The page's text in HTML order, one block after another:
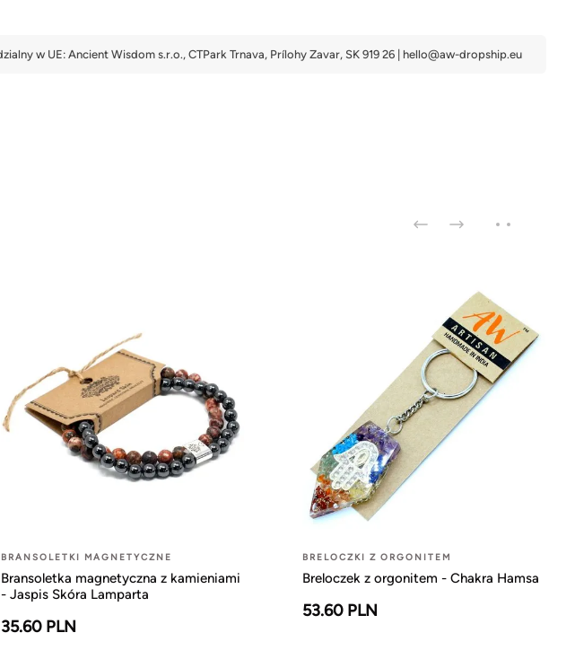
BRANSOLETKI MAGNETYCZNE
Bransoletka magnetyczna z kamieniami
- Jaspis Skóra Lamparta
35.60 PLN
BRELOCZKI Z ORGONITEM
Breloczek z orgonitem - Chakra Hamsa
53.60 PLN